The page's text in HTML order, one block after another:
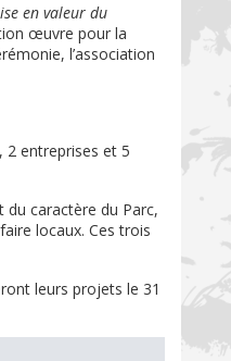
en valeur du
œuvre pour la
l’association
2 entreprises et 5
caractère du Parc,
locaux. Ces trois
leurs projets le 31